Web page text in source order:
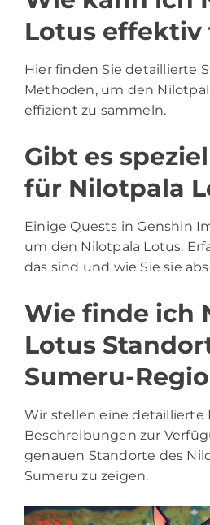
Lotus effektiv
Hier finden Sie detaillierte
Methoden, um den
effizient zu sammeln.
Gibt es
für Nilotpala
Einige Quests in Genshin
um den Nilotpala Lotus.
das sind und wie Sie sie
Wie finde ich
Lotus
Sumeru-
Wir stellen eine detaillierte
Beschreibungen zur
genauen Standorte des
Sumeru zu zeigen.